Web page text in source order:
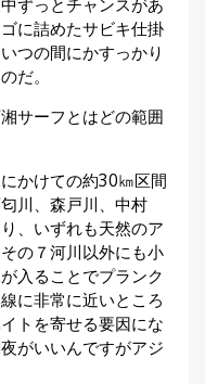
ずっとチャンスがあ
に詰めたサビキ仕掛
つの間にかすっかり
だ。
サーフとはどの範囲
かけての約30㎞区間
川、森戸川、中村
、いずれも天然のア
の７河川以外にも小
入ることでプランク
に非常に近いところ
トを寄せる要因にな
がいいんですがアジ